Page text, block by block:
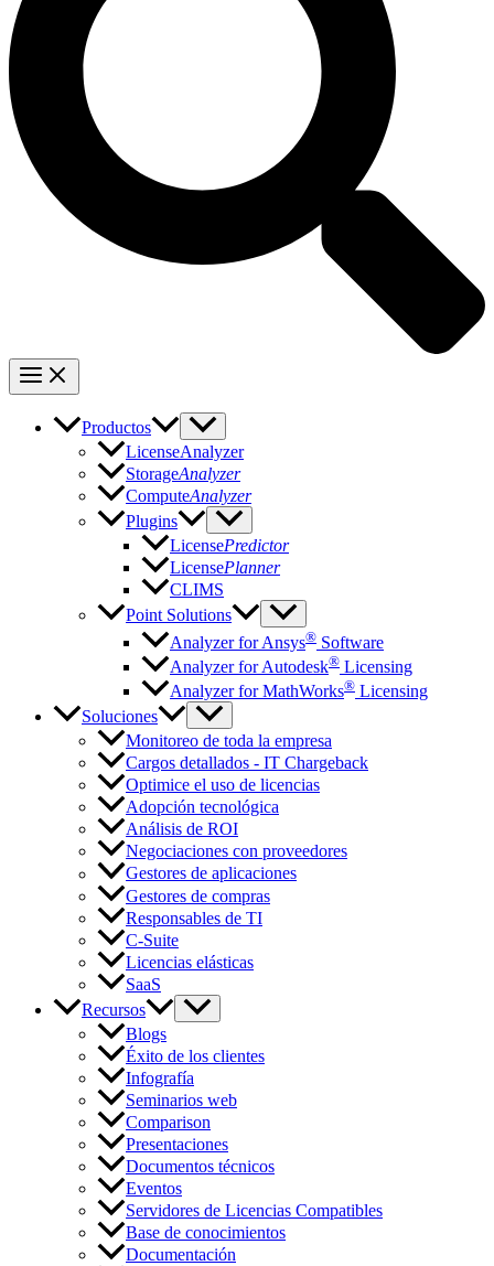
Productos
LicenseAnalyzer
StorageAnalyzer
ComputeAnalyzer
Plugins
LicensePredictor
LicensePlanner
CLIMS
Point Solutions
Analyzer for Ansys® Software
Analyzer for Autodesk® Licensing
Analyzer for MathWorks® Licensing
Soluciones
Monitoreo de toda la empresa
Cargos detallados - IT Chargeback
Optimice el uso de licencias
Adopción tecnológica
Análisis de ROI
Negociaciones con proveedores
Gestores de aplicaciones
Gestores de compras
Responsables de TI
C-Suite
Licencias elásticas
SaaS
Recursos
Blogs
Éxito de los clientes
Infografía
Seminarios web
Comparison
Presentaciones
Documentos técnicos
Eventos
Servidores de Licencias Compatibles
Base de conocimientos
Documentación